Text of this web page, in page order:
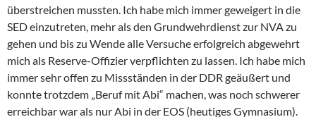
überstreichen mussten. Ich habe mich immer geweigert in die
SED einzutreten, mehr als den Grundwehrdienst zur NVA zu
gehen und bis zu Wende alle Versuche erfolgreich abgewehrt
mich als Reserve-Offizier verpflichten zu lassen. Ich habe mich
immer sehr offen zu Missständen in der DDR geäußert und
konnte trotzdem „Beruf mit Abi“ machen, was noch schwerer
erreichbar war als nur Abi in der EOS (heutiges Gymnasium).